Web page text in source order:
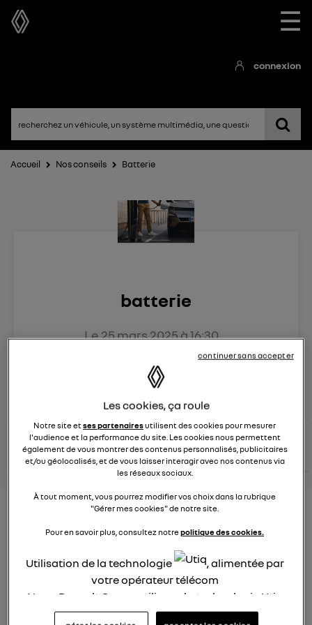
☰
connexion
Accueil Nos conseils Batterie
batterie
Le25 mars 2025à16:30
RENAULT
posez une question
conseils Renault
consultez les
conseils
similaires
voir tous les
conseils
Aides aux frais installation d'une
borne de recharge
Elena42
Existe t-il des aides pour faire installer une borne de
recharge à domicile ?
Les cookies, ça roule
Notre site etses partenairesutilisent des cookies pour mesurer
l'audience et la performance du site. Les cookies nous permettent
également de vous montrer des contenus personnalisés, publicitaires
et/ou géolocalisés, et de vous laisser interagir avec nos contenus via
les réseaux sociaux.
À tout moment, vous pourrez modifier vos choix dans la rubrique
"Gérer mes cookies" de notre site.
Pour en savoir plus, consultez notrepolitique des cookies.
Utilisation de la technologie
, alimentée par
votre opérateur télécom
Nous, Renault Group, utilisons la technologie Utiq
pour nos activités digitales (telles que décrites
continuer sans accepter